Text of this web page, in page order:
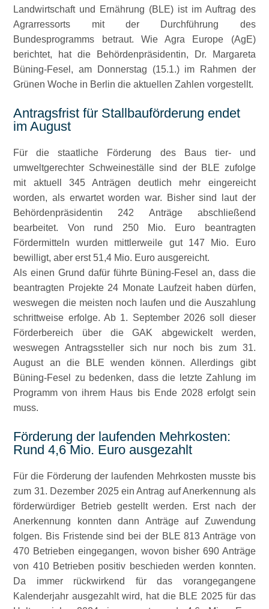
Landwirtschaft und Ernährung (BLE) ist im Auftrag des
Agrarressorts mit der Durchführung des
Bundesprogramms betraut. Wie Agra Europe (AgE)
berichtet, hat die Behördenpräsidentin, Dr. Margareta
Büning-Fesel, am Donnerstag (15.1.) im Rahmen der
Grünen Woche in Berlin die aktuellen Zahlen vorgestellt.
Antragsfrist für Stallbauförderung endet
im August
Für die staatliche Förderung des Baus tier- und
umweltgerechter Schweineställe sind der BLE zufolge
mit aktuell 345 Anträgen deutlich mehr eingereicht
worden, als erwartet worden war. Bisher sind laut der
Behördenpräsidentin 242 Anträge abschließend
bearbeitet. Von rund 250 Mio. Euro beantragten
Fördermitteln wurden mittlerweile gut 147 Mio. Euro
bewilligt, aber erst 51,4 Mio. Euro ausgereicht.
Als einen Grund dafür führte Büning-Fesel an, dass die
beantragten Projekte 24 Monate Laufzeit haben dürfen,
weswegen die meisten noch laufen und die Auszahlung
schrittweise erfolge. Ab 1. September 2026 soll dieser
Förderbereich über die GAK abgewickelt werden,
weswegen Antragssteller sich nur noch bis zum 31.
August an die BLE wenden können. Allerdings gibt
Büning-Fesel zu bedenken, dass die letzte Zahlung im
Programm von ihrem Haus bis Ende 2028 erfolgt sein
muss.
Förderung der laufenden Mehrkosten:
Rund 4,6 Mio. Euro ausgezahlt
Für die Förderung der laufenden Mehrkosten musste bis
zum 31. Dezember 2025 ein Antrag auf Anerkennung als
förderwürdiger Betrieb gestellt werden. Erst nach der
Anerkennung konnten dann Anträge auf Zuwendung
folgen. Bis Fristende sind bei der BLE 813 Anträge von
470 Betrieben eingegangen, wovon bisher 690 Anträge
von 410 Betrieben positiv beschieden werden konnten.
Da immer rückwirkend für das vorangegangene
Kalenderjahr ausgezahlt wird, hat die BLE 2025 für das